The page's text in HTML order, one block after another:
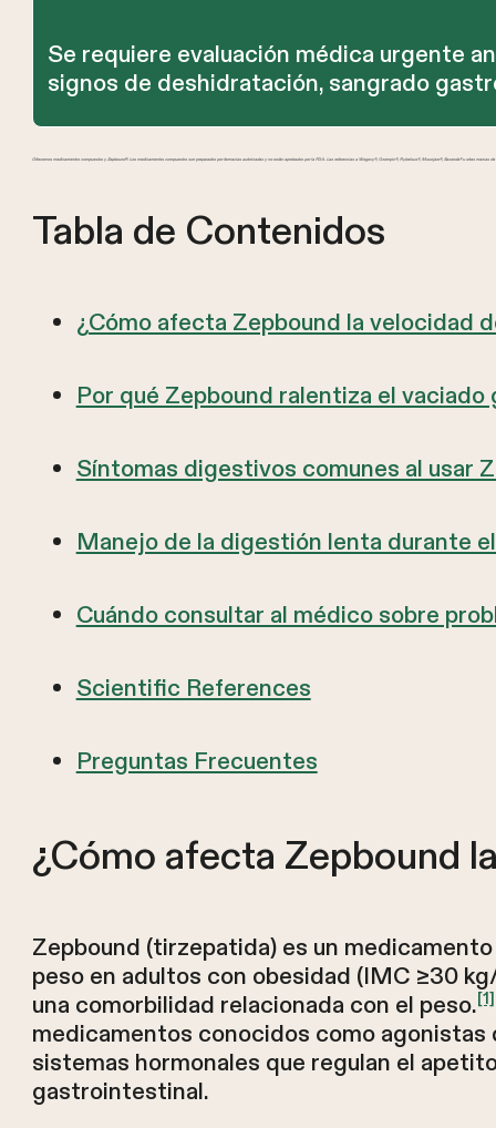
Se requiere evaluación médica urgente
signos de deshidratación, sangrado
Ofrecemos medicamentos compuestos y Zepbound®. Los medicamentos compuestos son preparados por farmacias autorizadas y no están aprobados por la FDA. Las referencias a Wegovy®, Ozempic®, Rybelsus®, Mounjaro®, Saxenda® u otras marcas
Tabla de Contenidos
¿Cómo afecta Zepbound la velocidad
Por qué Zepbound ralentiza el
Síntomas digestivos comunes al usar
Manejo de la digestión lenta durante
Cuándo consultar al médico sobre
Scientific References
Preguntas Frecuentes
¿Cómo afecta Zepbound
Zepbound (tirzepatida) es un
peso en adultos con obesidad (IMC ≥30
una comorbilidad relacionada con el peso.[1]
medicamentos conocidos como
sistemas hormonales que regulan el
gastrointestinal.